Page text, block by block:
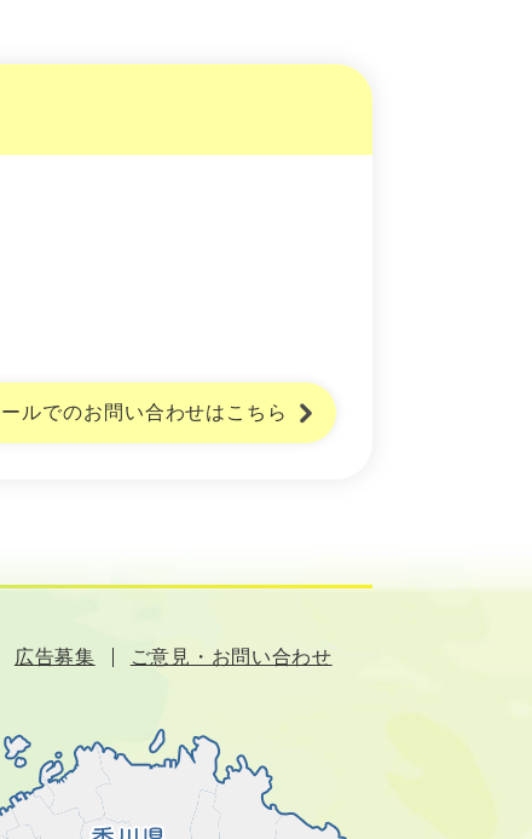
ールでのお問い合わせはこちら
広告募集 ご意見・お問い合わせ